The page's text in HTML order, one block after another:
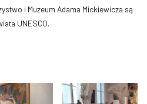
i Muzeum Adama Mickiewicza są
UNESCO.